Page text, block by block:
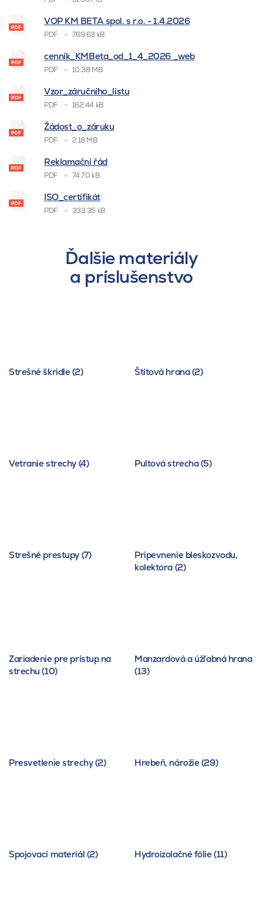
VOP KM BETA spol. s r.o. - 1.4.2026
PDF 769.63 kB
cenník_KMBeta_od_1_4_2026 _web
PDF 10.38 MB
Vzor_záručního_listu
PDF 162.44 kB
Žádost_o_záruku
PDF 2.18 MB
Reklamační řád
PDF 74.70 kB
ISO_certifikát
PDF 333.35 kB
Ďalšie materiály
a príslušenstvo
Strešné škridle (2) Štítová hrana (2)
Vetranie strechy (4) Pultová strecha (5)
Strešné prestupy (7)
Pripevnenie bleskozvodu,
kolektora (2)
Zariadenie pre prístup na
strechu (10)
Manzardová a úžľabná hrana
(13)
Presvetlenie strechy (2) Hrebeň, nárožie (29)
Spojovací materiál (2) Hydroizolačné fólie (11)